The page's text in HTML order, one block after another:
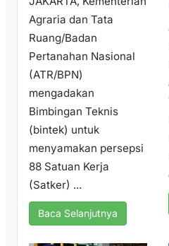
Agraria dan Tata
Ruang/Badan
Pertanahan Nasional
(ATR/BPN)
mengadakan
Bimbingan Teknis
(bintek) untuk
menyamakan persepsi
88 Satuan Kerja
(Satker) ...
Baca Selanjutnya